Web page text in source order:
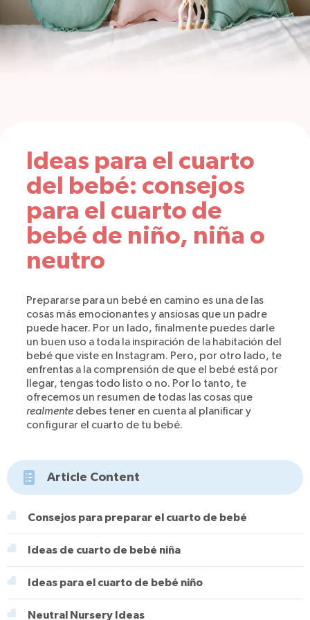
Ideas para el cuarto
del bebé: consejos
para el cuarto de
bebé de niño, niña o
neutro
Prepararse para un bebé en camino es una de las
cosas más emocionantes y ansiosas que un padre
puede hacer. Por un lado, finalmente puedes darle
un buen uso a toda la inspiración de la habitación del
bebé que viste en Instagram. Pero, por otro lado, te
enfrentas a la comprensión de que el bebé está por
llegar, tengas todo listo o no. Por lo tanto, te
ofrecemos un resumen de todas las cosas que
realmentedebes tener en cuenta al planificar y
configurar el cuarto de tu bebé.
Article Content
Consejos para preparar el cuarto de bebé
Ideas de cuarto de bebé niña
Ideas para el cuarto de bebé niño
Neutral Nursery Ideas